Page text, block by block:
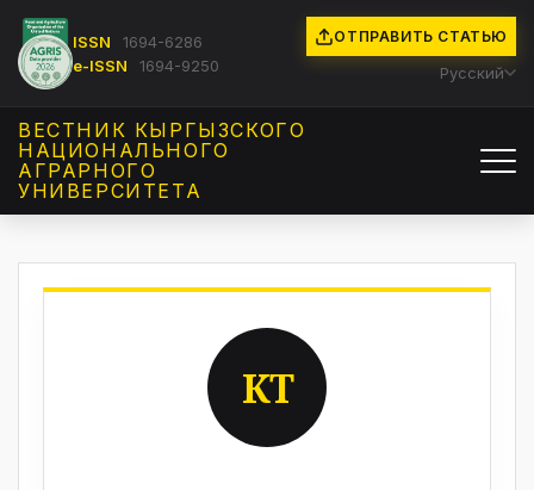
ISSN
1694-6286
e-ISSN
1694-9250
ОТПРАВИТЬ СТАТЬЮ
Русский
ВЕСТНИК КЫРГЫЗCКОГО
НАЦИОНАЛЬНОГО
АГРАРНОГО
УНИВЕРСИТЕТА
КТ